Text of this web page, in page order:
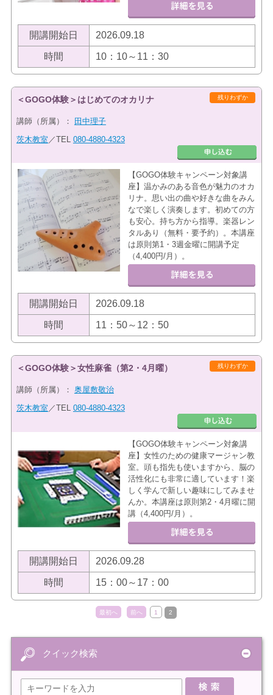
開講開始日 2026.09.18
時間 10：10～11：30
残りわずか
＜GOGO体験＞はじめてのオカリナ
講師（所属）：
田中理子
茨木教室 ／TEL 080-4880-4323
【GOGO体験キャンペーン対象講
座】温かみのある音色が魅力のオカ
リナ。思い出の曲や好きな曲をみん
なで楽しく演奏します。初めての方
も安心。持ち方から指導。楽器レン
タルあり（無料・要予約）。本講座
は原則第1・3週金曜に開講予定
（4,400円/月）。
開講開始日 2026.09.18
時間 11：50～12：50
残りわずか
＜GOGO体験＞女性麻雀（第2・4月曜）
講師（所属）： 奥屋敷敬治
茨木教室 ／TEL 080-4880-4323
【GOGO体験キャンペーン対象講
座】女性のための健康マージャン教
室。頭も指先も使いますから、脳の
活性化にも非常に適しています！楽
しく学んで新しい趣味にしてみませ
んか。本講座は原則第2・4月曜に開
講（4,400円/月）。
開講開始日 2026.09.28
時間 15：00～17：00
最初へ 前へ 1 2
クイック検索